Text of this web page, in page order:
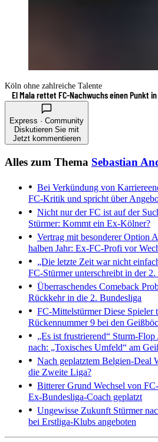
Köln ohne zahlreiche Talente
El Mala rettet FC-Nachwuchs einen Punkt
Express · Community
Diskutieren Sie mit
Jetzt kommentieren
Alles zum Thema Sebastian
Bei Verkündung von
FC-Kritik und spricht über
Nicht nur der FC ist auf der
Stürmer: Kommt ein Ex-Kölner?
Vertrag mit besonderer Option
halben Jahr: Ex-FC-Profi vor
„Die letzte Zeit war nicht
FC-Stürmer unterschreibt in der
Überraschendes Comeback
Rückkehr in die 2. Bundesliga
FC-MittelstürmerDiese Spieler
Rückennummer 9 bei den
„Es ist frustrierend“ Sturm-Flop
nach: „Toxisches Umfeld“ am
Nach geplatztem Belgien-Deal
die Zweite Liga?
Bitterer Grund Wechsel von
Ex-Bundesliga-Coach geplatzt
Ungewisse ZukunftStürmer
bei Erstliga-Klubs angeboten